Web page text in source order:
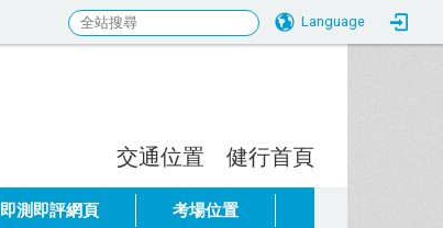
Language
交通位置 健行首頁
即測即評網頁 考場位置